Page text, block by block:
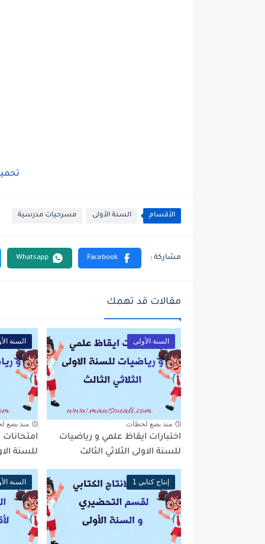
الأقسام السنة الأولى مسرحيات مدرسية
مقالات قد تهمك
السنة الأولى
منذ بضع لحظات
اختبارات ايقاظ علمي و رياضيات
للسنة الاولى الثلاثي الثالث
السنة
منذ بضع
للسنة
إنتاج كتابي 1 السنة